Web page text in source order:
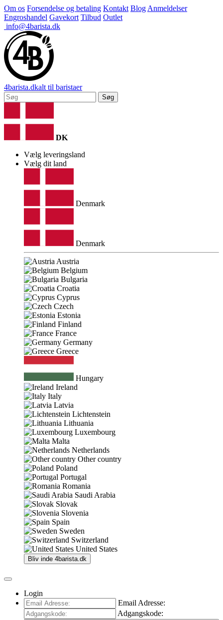
Om os Forsendelse og betaling Kontakt Blog Anmeldelser
Engroshandel Gavekort Tilbud Outlet
info@4barista.dk
4barista.dkalt til baristaer
Søg
DK
Vælg leveringsland
Vælg dit land
Denmark
Denmark
Austria
Belgium
Bulgaria
Croatia
Cyprus
Czech
Estonia
Finland
France
Germany
Greece
Hungary
Ireland
Italy
Latvia
Lichtenstein
Lithuania
Luxembourg
Malta
Netherlands
Other country
Poland
Portugal
Romania
Saudi Arabia
Slovak
Slovenia
Spain
Sweden
Switzerland
United States
Bliv inde 4barista.dk
Login
Email Adresse:
Adgangskode: